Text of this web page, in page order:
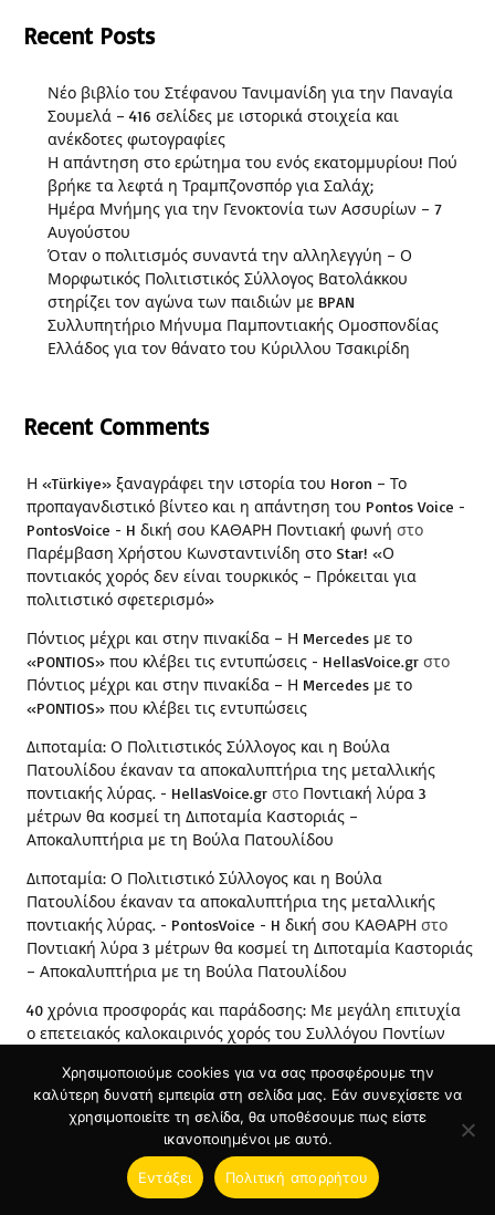
Recent Posts
Νέο βιβλίο του Στέφανου Τανιμανίδη για την Παναγία
Σουμελά – 416 σελίδες με ιστορικά στοιχεία και
ανέκδοτες φωτογραφίες
Η απάντηση στο ερώτημα του ενός εκατομμυρίου! Πού
βρήκε τα λεφτά η Τραμπζονσπόρ για Σαλάχ;
Ημέρα Μνήμης για την Γενοκτονία των Ασσυρίων – 7
Αυγούστου
Όταν ο πολιτισμός συναντά την αλληλεγγύη – Ο
Μορφωτικός Πολιτιστικός Σύλλογος Βατολάκκου
στηρίζει τον αγώνα των παιδιών με BPAN
Συλλυπητήριο Μήνυμα Παμποντιακής Ομοσπονδίας
Ελλάδος για τον θάνατο του Κύριλλου Τσακιρίδη
Recent Comments
Η «Türkiye» ξαναγράφει την ιστορία του Horon – Το
προπαγανδιστικό βίντεο και η απάντηση του Pontos Voice -
PontosVoice - H δική σου ΚΑΘΑΡΗ Ποντιακή φωνή στο
Παρέμβαση Χρήστου Κωνσταντινίδη στο Star! «Ο
ποντιακός χορός δεν είναι τουρκικός – Πρόκειται για
πολιτιστικό σφετερισμό»
Πόντιος μέχρι και στην πινακίδα – Η Mercedes με το
«PONTIOS» που κλέβει τις εντυπώσεις - HellasVoice.gr στο
Πόντιος μέχρι και στην πινακίδα – Η Mercedes με το
«PONTIOS» που κλέβει τις εντυπώσεις
Διποταμία: Ο Πολιτιστικός Σύλλογος και η Βούλα
Πατουλίδου έκαναν τα αποκαλυπτήρια της μεταλλικής
ποντιακής λύρας. - HellasVoice.gr στο Ποντιακή λύρα 3
μέτρων θα κοσμεί τη Διποταμία Καστοριάς –
Αποκαλυπτήρια με τη Βούλα Πατουλίδου
Διποταμία: Ο Πολιτιστικό Σύλλογος και η Βούλα
Πατουλίδου έκαναν τα αποκαλυπτήρια της μεταλλικής
ποντιακής λύρας. - PontosVoice - H δική σου ΚΑΘΑΡΗ στο
Ποντιακή λύρα 3 μέτρων θα κοσμεί τη Διποταμία Καστοριάς
– Αποκαλυπτήρια με τη Βούλα Πατουλίδου
40 χρόνια προσφοράς και παράδοσης: Με μεγάλη επιτυχία
ο επετειακός καλοκαιρινός χορός του Συλλόγου Ποντίων
παράδοσης: Με μεγάλη επιτυχία ο επετειακός καλοκαιρινός
χορός του Συλλόγου Ποντίων Προσοτσάνης
Χρησιμοποιούμε cookies για να σας προσφέρουμε την
καλύτερη δυνατή εμπειρία στη σελίδα μας. Εάν συνεχίσετε να
χρησιμοποιείτε τη σελίδα, θα υποθέσουμε πως είστε
ικανοποιημένοι με αυτό.
Εντάξει Πολιτική απορρήτου